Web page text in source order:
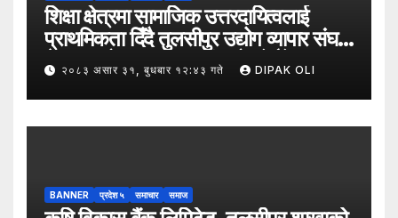
शिक्षा क्षेत्रमा सामाजिक उत्तरदायित्वलाई
प्राथमिकता दिँदै तुलसीपुर उद्योग व्यापार संघले
नेपाल उद्योग व्यापार महासंघको पाँचौँ स्थापना
दिवसको अवसर पारेर तुलसीपुर
उपमहानगरपालिका–५, गैरापातु स्थित श्री
जनश्रमिक आ बि विद्यालयका विद्यार्थीहरूलाई
२०८३ असार ३१, बुधबार १२:४३ गते DIPAK OLI
BANNER प्रदेश ५ समाचार समाज